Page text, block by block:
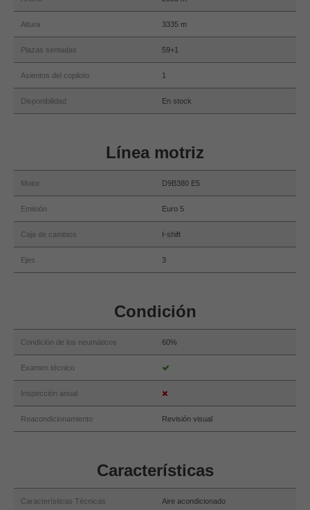
Altura 3335 m
Plazas sentadas 59+1
Asientos del copiloto 1
Disponibilidad En stock
Línea motriz
Motor D9B380 E5
Emisión Euro 5
Caja de cambios I-shift
Ejes 3
Condición
Condición de los neumáticos 60%
Examen técnico
Inspección anual
Reacondicionamiento Revisión visual
Características
Características Técnicas
Aire acondicionado